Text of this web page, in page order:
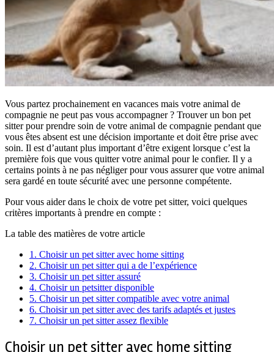
Vous partez prochainement en vacances mais votre animal de
compagnie ne peut pas vous accompagner ? Trouver un bon pet
sitter pour prendre soin de votre animal de compagnie pendant que
vous êtes absent est une décision importante et doit être prise avec
soin. Il est d’autant plus important d’être exigent lorsque c’est la
première fois que vous quitter votre animal pour le confier. Il y a
certains points à ne pas négliger pour vous assurer que votre animal
sera gardé en toute sécurité avec une personne compétente.
Pour vous aider dans le choix de votre pet sitter, voici quelques
critères importants à prendre en compte :
La table des matières de votre article
1. Choisir un pet sitter avec home sitting
2. Choisir un pet sitter qui a de l’expérience
3. Choisir un pet sitter assuré
4. Choisir un petsitter disponible
5. Choisir un pet sitter compatible avec votre animal
6. Choisir un pet sitter avec des tarifs adaptés et justes
7. Choisir un pet sitter assez flexible
Choisir un pet sitter avec home sitting